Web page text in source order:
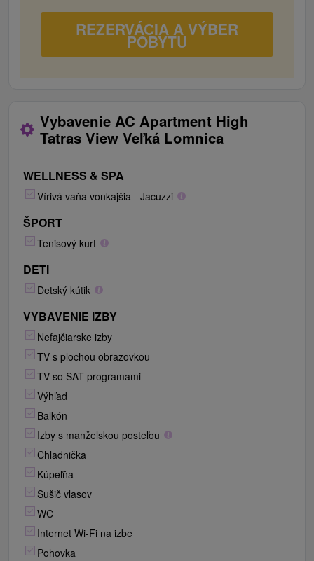
REZERVÁCIA A VÝBER
POBYTU
Vybavenie AC Apartment High
Tatras View Veľká Lomnica
WELLNESS & SPA
Vírivá vaňa vonkajšia - Jacuzzi
ŠPORT
Tenisový kurt
DETI
Detský kútik
VYBAVENIE IZBY
Nefajčiarske izby
TV s plochou obrazovkou
TV so SAT programami
Výhľad
Balkón
Izby s manželskou posteľou
Chladnička
Kúpeľňa
Sušič vlasov
WC
Internet Wi-Fi na izbe
Pohovka